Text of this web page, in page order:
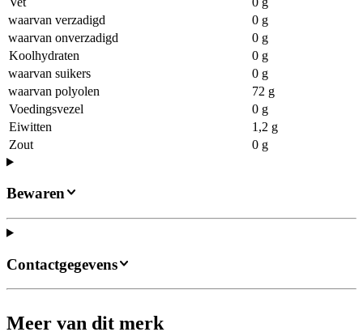
waarvan verzadigd
0 g
waarvan onverzadigd
0 g
Koolhydraten
0 g
waarvan suikers
0 g
waarvan polyolen
72 g
Voedingsvezel
0 g
Eiwitten
1,2 g
Zout
0 g
Bewaren
Contactgegevens
Meer van dit merk